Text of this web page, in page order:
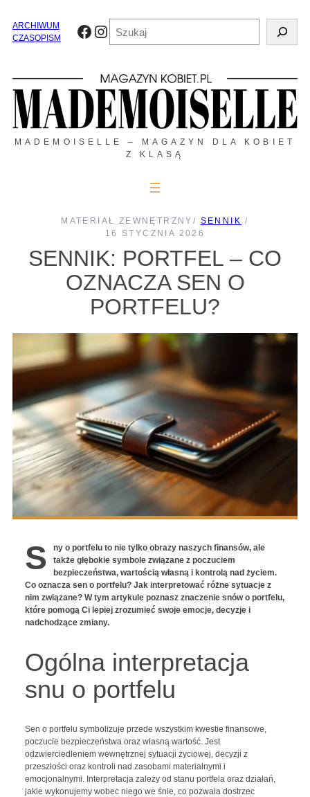
treściARCHIWUM
CZASOPISM
Facebook
Instagram
MADEMOISELLE – MAGAZYN DLA KOBIET
Z KLASĄ
MATERIAŁ ZEWNĘTRZNY / SENNIK /
16 STYCZNIA 2026
SENNIK: PORTFEL – CO
OZNACZA SEN O
PORTFELU?
S
ny o portfelu to nie tylko obrazy naszych finansów, ale
także głębokie symbole związane z poczuciem
bezpieczeństwa, wartością własną i kontrolą nad życiem.
Co oznacza sen o portfelu? Jak interpretować różne sytuacje z
nim związane? W tym artykule poznasz znaczenie snów o portfelu,
które pomogą Ci lepiej zrozumieć swoje emocje, decyzje i
nadchodzące zmiany.
Ogólna interpretacja
snu o portfelu
Sen o portfelu symbolizuje przede wszystkim kwestie finansowe,
poczucie bezpieczeństwa oraz własną wartość. Jest
odzwierciedleniem wewnętrznej sytuacji życiowej, decyzji z
przeszłości oraz kontroli nad zasobami materialnymi i
emocjonalnymi. Interpretacja zależy od stanu portfela oraz działań,
jakie wykonujemy wobec niego we śnie, co pozwala dostrzec